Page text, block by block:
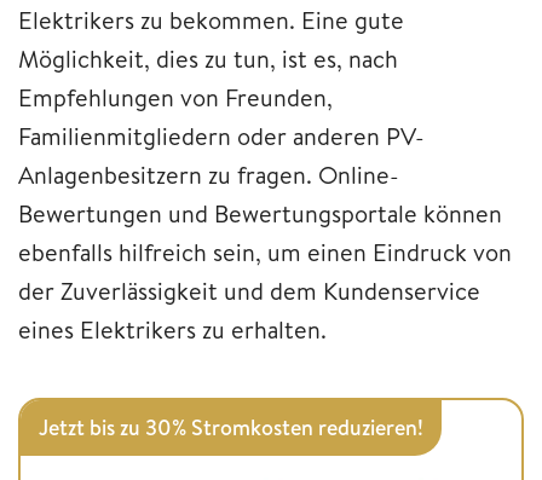
Elektrikers zu bekommen. Eine gute
Möglichkeit, dies zu tun, ist es, nach
Empfehlungen von Freunden,
Familienmitgliedern oder anderen PV-
Anlagenbesitzern zu fragen. Online-
Bewertungen und Bewertungsportale können
ebenfalls hilfreich sein, um einen Eindruck von
der Zuverlässigkeit und dem Kundenservice
eines Elektrikers zu erhalten.
Jetzt bis zu 30% Stromkosten reduzieren!